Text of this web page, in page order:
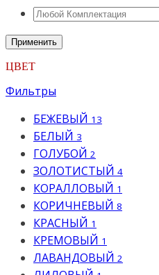
Применить
ЦВЕТ
Фильтры
БЕЖЕВЫЙ 13
БЕЛЫЙ 3
ГОЛУБОЙ 2
ЗОЛОТИСТЫЙ 4
КОРАЛЛОВЫЙ 1
КОРИЧНЕВЫЙ 8
КРАСНЫЙ 1
КРЕМОВЫЙ 1
ЛАВАНДОВЫЙ 2